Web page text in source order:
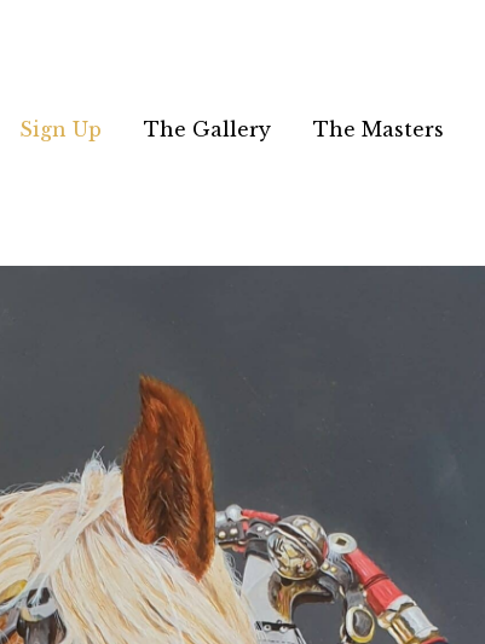
Sign Up The Gallery The Masters